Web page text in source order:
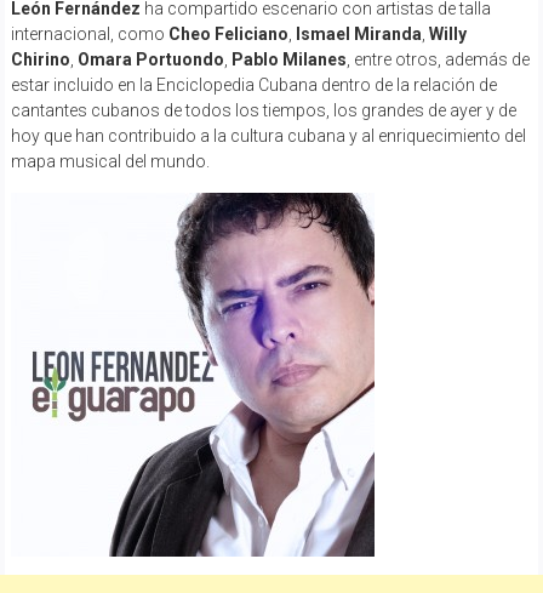
León Fernández ha compartido escenario con artistas de talla
internacional, como Cheo Feliciano Ismael Miranda Willy
Chirino Omara Portuondo Pablo Milanes , entre otros, además de
estar incluido en la Enciclopedia Cubana dentro de la relación de
cantantes cubanos de todos los tiempos, los grandes de ayer y de
hoy que han contribuido a la cultura cubana y al enriquecimiento del
mapa musical del mundo.